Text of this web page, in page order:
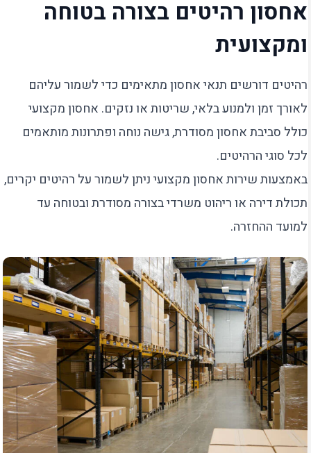
אחסון רהיטים בצורה בטוחה
ומקצועית
רהיטים דורשים תנאי אחסון מתאימים כדי לשמור עליהם
לאורך זמן ולמנוע בלאי, שריטות או נזקים. אחסון מקצועי
כולל סביבת אחסון מסודרת, גישה נוחה ופתרונות מותאמים
לכל סוגי הרהיטים.
באמצעות שירות אחסון מקצועי ניתן לשמור על רהיטים יקרים,
תכולת דירה או ריהוט משרדי בצורה מסודרת ובטוחה עד
למועד ההחזרה.